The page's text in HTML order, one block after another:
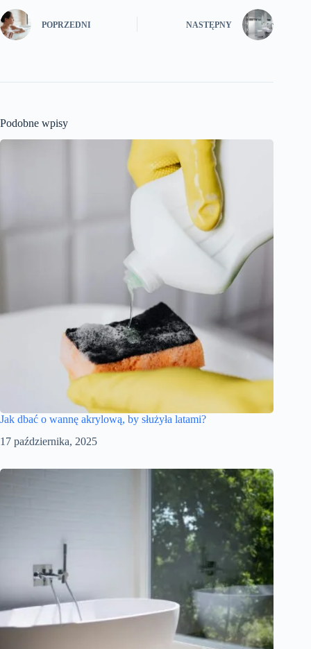
POPRZEDNI NASTĘPNY
Podobne wpisy
Jak dbać o wannę akrylową, by służyła latami?
17 października, 2025